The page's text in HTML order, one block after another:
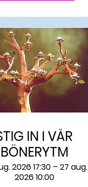
IN I VÅR
BÖNERYTM
2026 17:30 – 27 aug.
2026 10:00